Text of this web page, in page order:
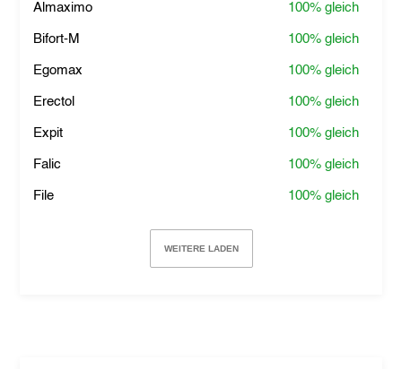
Almaximo 100% gleich
Bifort-M 100% gleich
Egomax 100% gleich
Erectol 100% gleich
Expit 100% gleich
Falic 100% gleich
File 100% gleich
WEITERE LADEN